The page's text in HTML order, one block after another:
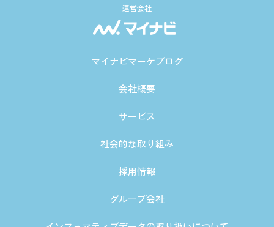
運営会社
マイナビマーケブログ
会社概要
サービス
社会的な取り組み
採用情報
グループ会社